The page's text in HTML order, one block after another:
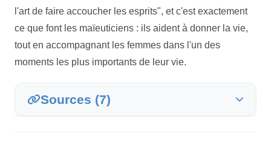
l'art de faire accoucher les esprits", et c'est exactement
ce que font les maïeuticiens : ils aident à donner la vie,
tout en accompagnant les femmes dans l'un des
moments les plus importants de leur vie.
Sources (7)